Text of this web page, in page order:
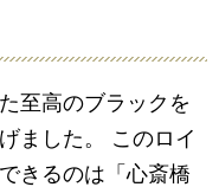
至高のブラックを
ました。 このロイ
きるのは「心斎橋